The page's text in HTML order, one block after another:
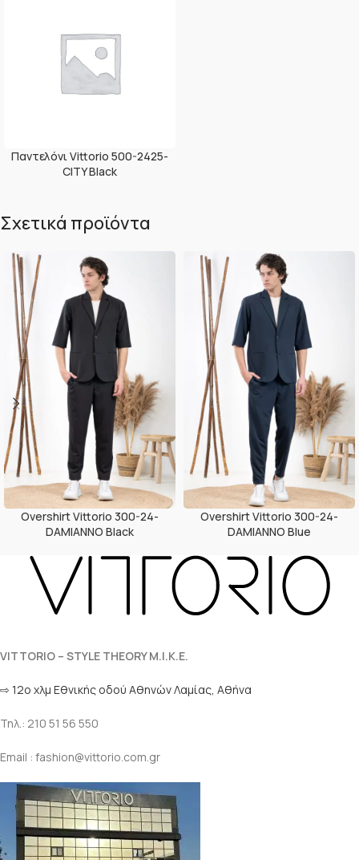
Παντελόνι Vittorio 500-2425-
CITY Black
Σχετικά προϊόντα
Overshirt Vittorio 300-24-
DAMIANNO Black
Overshirt Vittorio 300-24-
DAMIANNO Blue
VITTORIO – STYLE THEORY M.I.K.E.
⇨ 12ο χλμ Eθνικής οδού Αθηνών Λαμίας, Αθήνα
Τηλ.: 210 51 56 550
Email : fashion@vittorio.com.gr